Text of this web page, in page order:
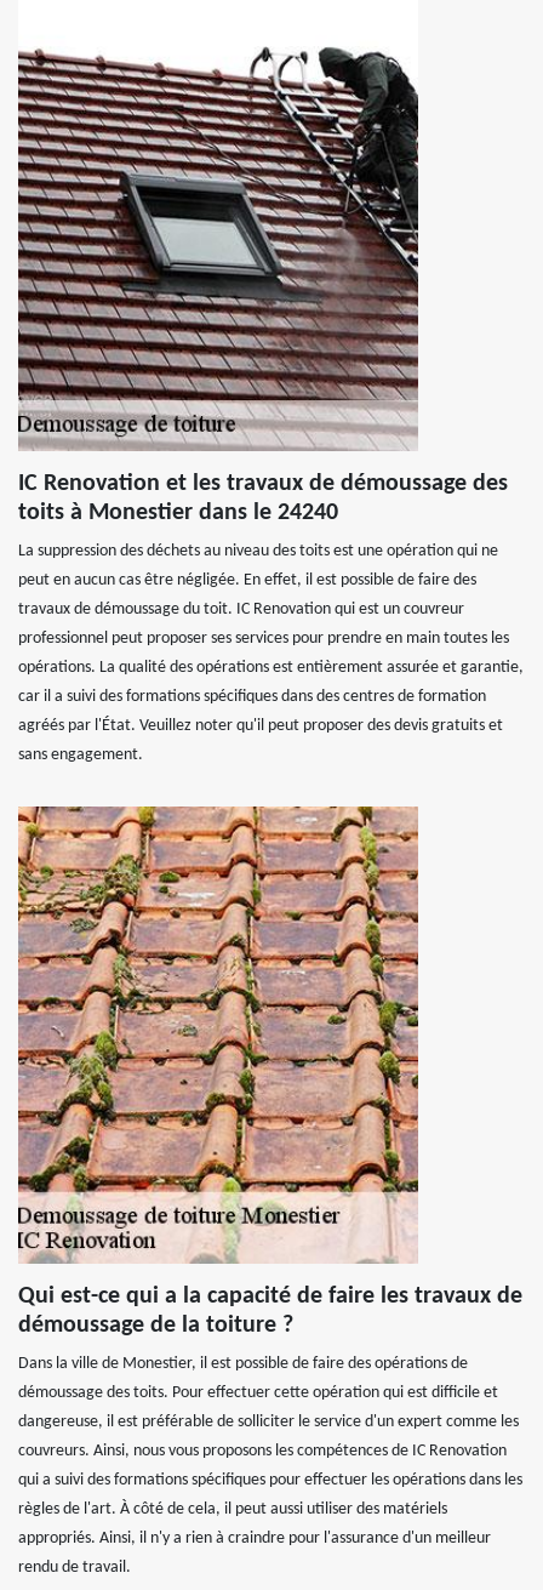
IC Renovation et les travaux de démoussage des
toits à Monestier dans le 24240
La suppression des déchets au niveau des toits est une opération qui ne
peut en aucun cas être négligée. En effet, il est possible de faire des
travaux de démoussage du toit. IC Renovation qui est un couvreur
professionnel peut proposer ses services pour prendre en main toutes les
opérations. La qualité des opérations est entièrement assurée et garantie,
car il a suivi des formations spécifiques dans des centres de formation
agréés par l'État. Veuillez noter qu'il peut proposer des devis gratuits et
sans engagement.
Qui est-ce qui a la capacité de faire les travaux de
démoussage de la toiture ?
Dans la ville de Monestier, il est possible de faire des opérations de
démoussage des toits. Pour effectuer cette opération qui est difficile et
dangereuse, il est préférable de solliciter le service d'un expert comme les
couvreurs. Ainsi, nous vous proposons les compétences de IC Renovation
qui a suivi des formations spécifiques pour effectuer les opérations dans les
règles de l'art. À côté de cela, il peut aussi utiliser des matériels
appropriés. Ainsi, il n'y a rien à craindre pour l'assurance d'un meilleur
rendu de travail.